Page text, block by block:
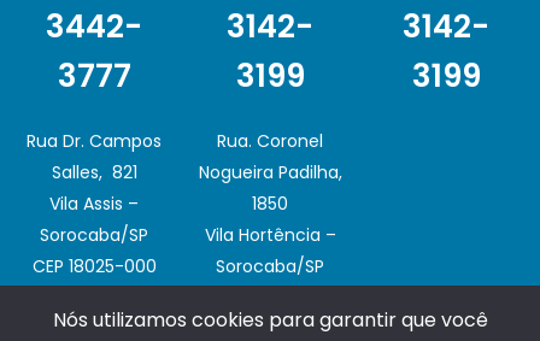
3442-
3777
Rua Dr. Campos
Salles, 821
Vila Assis –
Sorocaba/SP
CEP 18025-000
3142-
3199
Rua. Coronel
Nogueira Padilha,
1850
Vila Hortência –
Sorocaba/SP
3142-
3199
Nós utilizamos cookies para garantir que você